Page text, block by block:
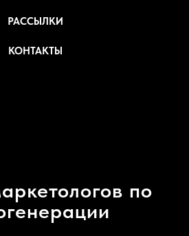
РАССЫЛКИ
КОНТАКТЫ
по